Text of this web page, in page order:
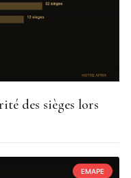
des sièges lors
EMAPE